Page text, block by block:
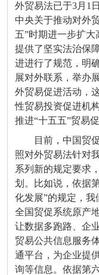
外贸易法已于3月1
中央关于推动对外
五”时期进一步扩
提供了坚实法治保
进进行了规范，明
展对外联系，举办
外贸易促进活动，
性贸易投资促进机
推进“十五五”贸易
目前，中国贸
照对外贸易法针对
系列新的规定要求
划。比如说，依据
化发展”的规定，
全国贸促系统原产
让数据多跑路、企
贸易公共信息服务
通平台，为企业提
询等信息。依据第